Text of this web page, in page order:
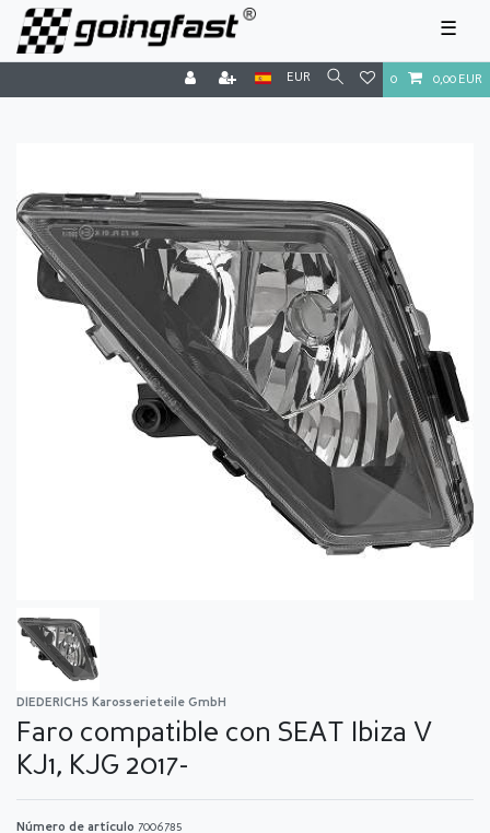
☰
EUR 0 0,00 EUR
DIEDERICHS Karosserieteile GmbH
Faro compatible con SEAT Ibiza V
KJ1, KJG 2017-
Número de artículo 7006785